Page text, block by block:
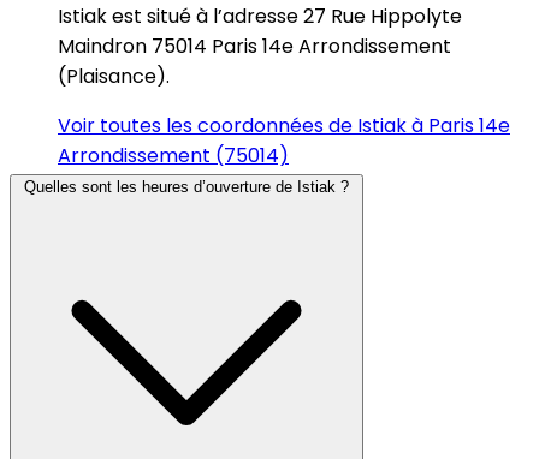
Istiak est situé à l’adresse 27 Rue Hippolyte
Maindron 75014 Paris 14e Arrondissement
(Plaisance).
Voir toutes les coordonnées de Istiak à Paris 14e
Arrondissement (75014)
Quelles sont les heures d’ouverture de Istiak ?